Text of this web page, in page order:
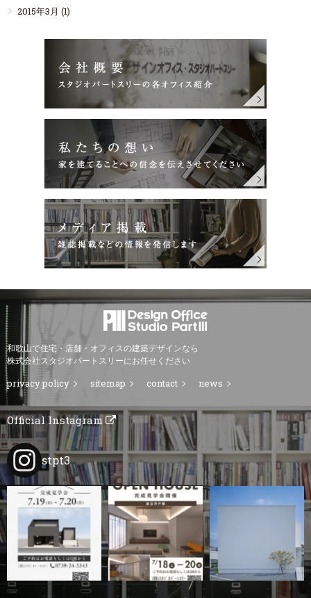
2015年3月 (1)
和歌山で住宅・店舗・オフィスの建築デザインなら
株式会社スタジオパートスリーにお任せください
privacy policy sitemap contact news
Official Instagram
stpt3